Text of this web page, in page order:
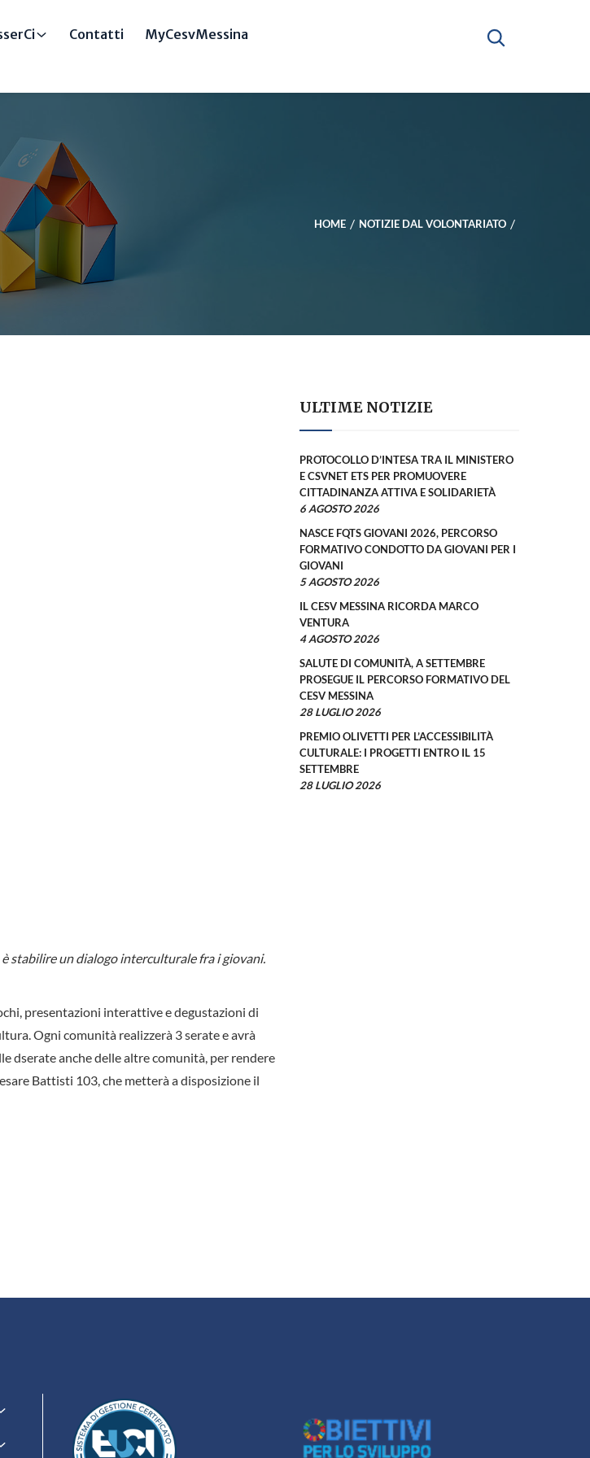
Contatti MyCesvMessina
HOME NOTIZIE DAL VOLONTARIATO
stabilire un dialogo interculturale fra i giovani.
presentazioni interattive e degustazioni di
Ogni comunità realizzerà 3 serate e avrà
dserate anche delle altre comunità, per rendere
Battisti 103, che metterà a disposizione il
ULTIME NOTIZIE
PROTOCOLLO D’INTESA TRA IL MINISTERO
E CSVNET ETS PER PROMUOVERE
CITTADINANZA ATTIVA E SOLIDARIETÀ
6 AGOSTO 2026
NASCE FQTS GIOVANI 2026, PERCORSO
FORMATIVO CONDOTTO DA GIOVANI PER I
GIOVANI
5 AGOSTO 2026
IL CESV MESSINA RICORDA MARCO
VENTURA
4 AGOSTO 2026
SALUTE DI COMUNITÀ, A SETTEMBRE
PROSEGUE IL PERCORSO FORMATIVO DEL
CESV MESSINA
28 LUGLIO 2026
PREMIO OLIVETTI PER L’ACCESSIBILITÀ
CULTURALE: I PROGETTI ENTRO IL 15
SETTEMBRE
28 LUGLIO 2026